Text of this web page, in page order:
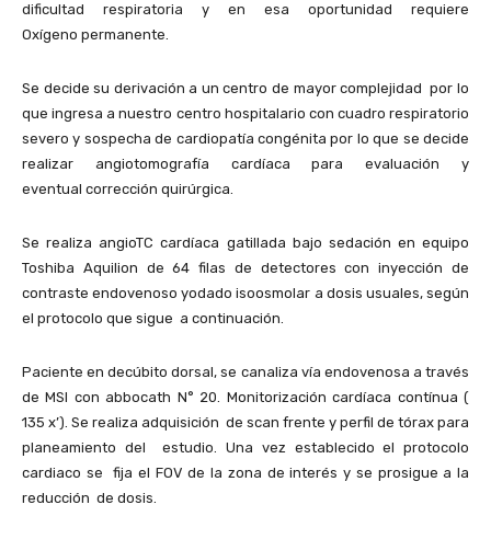
dificultad respiratoria y en esa oportunidad requiere
Oxígeno permanente.
Se decide su derivación a un centro de mayor complejidad por lo
que ingresa a nuestro centro hospitalario con cuadro respiratorio
severo y sospecha de cardiopatía congénita por lo que se decide
realizar angiotomografía cardíaca para evaluación y
eventual corrección quirúrgica.
Se realiza angioTC cardíaca gatillada bajo sedación en equipo
Toshiba Aquilion de 64 filas de detectores con inyección de
contraste endovenoso yodado isoosmolar a dosis usuales, según
el protocolo que sigue a continuación.
Paciente en decúbito dorsal, se canaliza vía endovenosa a través
de MSI con abbocath N° 20. Monitorización cardíaca contínua (
135 x’). Se realiza adquisición de scan frente y perfil de tórax para
planeamiento del estudio. Una vez establecido el protocolo
cardiaco se fija el FOV de la zona de interés y se prosigue a la
reducción de dosis.